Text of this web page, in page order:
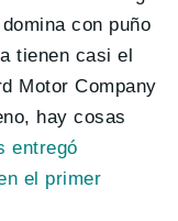
con puño
tienen casi el
Motor Company
hay cosas
entregó
el primer